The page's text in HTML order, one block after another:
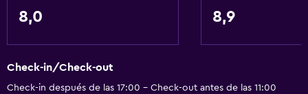
8,0 8,9
Check-in/Check-out
Check-in después de las 17:00 - Check-out antes de las 11:00